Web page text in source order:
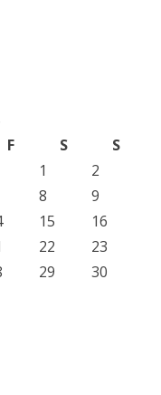
F S
S
1
2
8
9
15
16
22
23
29
30